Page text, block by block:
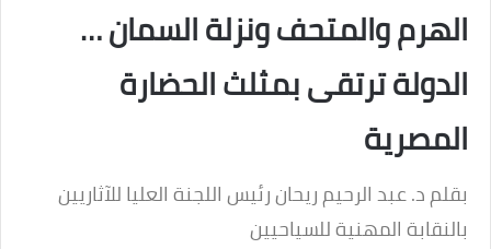
الهرم والمتحف ونزلة السمان …
الدولة ترتقى بمثلث الحضارة
المصرية
بقلم د. عبد الرحيم ريحان رئيس اللجنة العليا للآثاريين
بالنقابة المهنية للسياحيين